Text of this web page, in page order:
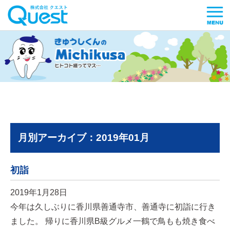
月別アーカイブ：2019年01月
初詣
2019年1月28日
今年は久しぶりに香川県善通寺市、善通寺に初詣に行き
ました。 帰りに香川県B級グルメ一鶴で鳥もも焼き食べ